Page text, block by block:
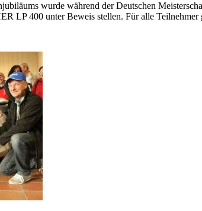
wurde während der Deutschen
LP 400 unter Beweis stellen. Für alle Teilnehmer